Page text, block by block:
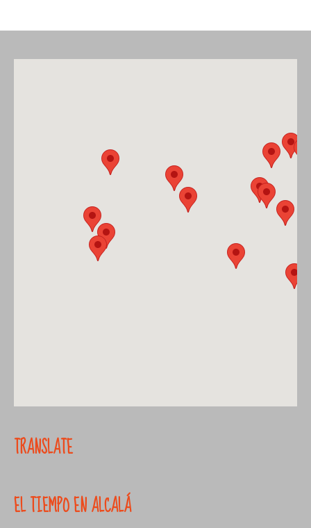
TRANSLATE
EL TIEMPO EN ALCALÁ